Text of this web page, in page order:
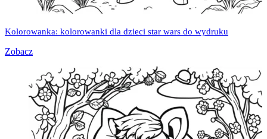
Kolorowanka: kolorowanki dla dzieci star wars do wydruku
Zobacz